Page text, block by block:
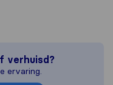
verhuisd?
ervaring.